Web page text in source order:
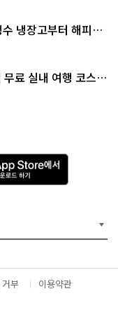
냉장고부터 해피소
료 실내 여행 코스
A
p
p
e
서
다
운
부
이용약관